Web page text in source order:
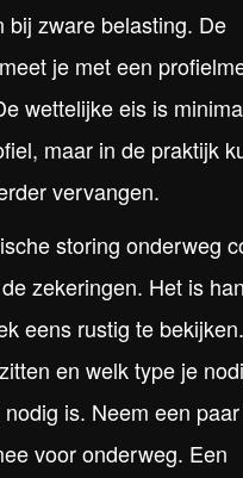
bij zware belasting. De
je met een
wettelijke eis is
maar in de praktijk
vervangen.
storing onderweg
zekeringen. Het is
eens rustig te
en welk type je
is. Neem een
voor onderweg. Een